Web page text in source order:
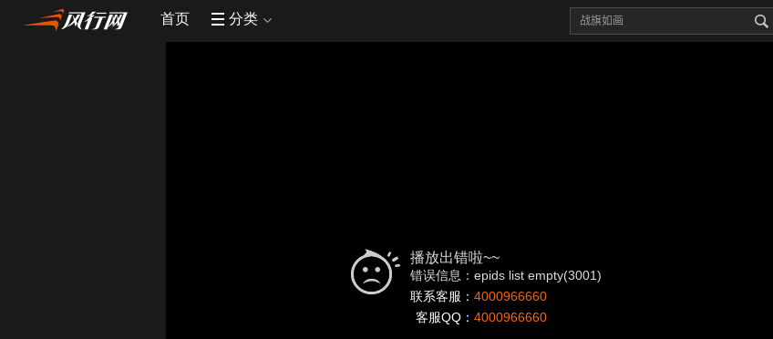
首页 分类
播放出错啦~~
错误信息：epids list empty(3001)
联系客服： 4000966660
客服QQ： 4000966660